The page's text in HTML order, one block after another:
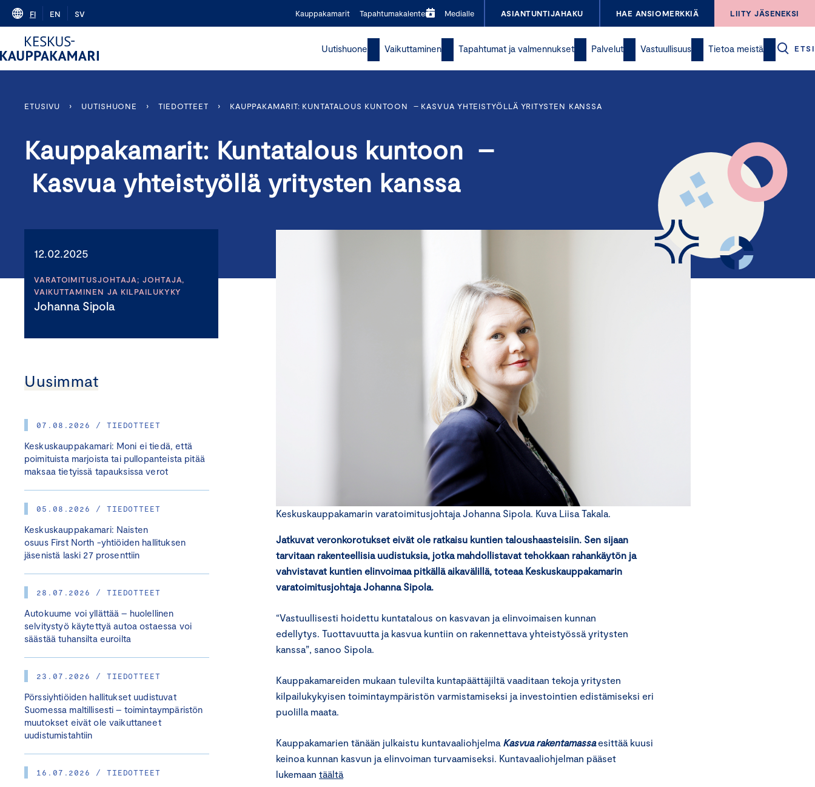
Skip
content
FI EN SV Kauppakamarit Tapahtumakalenteri Medialle ASIANTUNTIJAHAKU HAE ANSIOMERKKIÄ LIITY JÄSENEKSI
Uutishuone Vaikuttaminen Tapahtumat ja valmennukset Palvelut Vastuullisuus Tietoa meistä ETSI
ETUSIVU › UUTISHUONE › TIEDOTTEET › KAUPPAKAMARIT: KUNTATALOUS KUNTOON – KASVUA YHTEISTYÖLLÄ YRITYSTEN KANSSA
Kauppakamarit: Kuntatalous kuntoon –
Kasvua yhteistyöllä yritysten kanssa
12.02.2025
VARATOIMITUSJOHTAJA; JOHTAJA,
VAIKUTTAMINEN JA KILPAILUKYKY
Johanna Sipola
Uusimmat
07.08.2026 / TIEDOTTEET
Keskuskauppakamari: Moni ei tiedä, että
poimituista marjoista tai pullopanteista pitää
maksaa tietyissä tapauksissa verot
05.08.2026 / TIEDOTTEET
Keskuskauppakamari: Naisten
osuus First North -yhtiöiden hallituksen
jäsenistä laski 27 prosenttiin
28.07.2026 / TIEDOTTEET
Autokuume voi yllättää – huolellinen
selvitystyö käytettyä autoa ostaessa voi
säästää tuhansilta euroilta
23.07.2026 / TIEDOTTEET
Pörssiyhtiöiden hallitukset uudistuvat
Suomessa maltillisesti – toimintaympäristön
muutokset eivät ole vaikuttaneet
uudistumistahtiin
16.07.2026 / TIEDOTTEET
Keskuskauppakamarin varatoimitusjohtaja Johanna Sipola. Kuva Liisa Takala.
Jatkuvat veronkorotukset eivät ole ratkaisu kuntien taloushaasteisiin. Sen sijaan
tarvitaan rakenteellisia uudistuksia, jotka mahdollistavat tehokkaan rahankäytön ja
vahvistavat kuntien elinvoimaa pitkällä aikavälillä, toteaa Keskuskauppakamarin
varatoimitusjohtaja Johanna Sipola.
“Vastuullisesti hoidettu kuntatalous on kasvavan ja elinvoimaisen kunnan
edellytys. Tuottavuutta ja kasvua kuntiin on rakennettava yhteistyössä yritysten
kanssa”, sanoo Sipola.
Kauppakamareiden mukaan tulevilta kuntapäättäjiltä vaaditaan tekoja yritysten
kilpailukykyisen toimintaympäristön varmistamiseksi ja investointien edistämiseksi eri
puolilla maata.
Kauppakamarien tänään julkaistu kuntavaaliohjelma Kasvua rakentamassaesittää kuusi
keinoa kunnan kasvun ja elinvoiman turvaamiseksi. Kuntavaaliohjelman pääset
lukemaan täältä